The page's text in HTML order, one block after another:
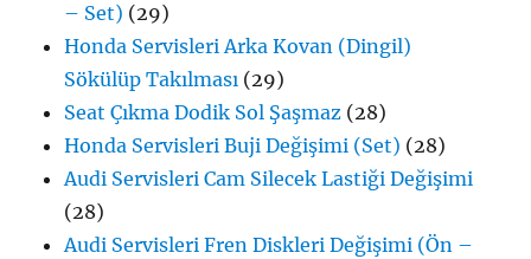
– Set) (29)
Honda Servisleri Arka Kovan (Dingil)
Sökülüp Takılması (29)
Seat Çıkma Dodik Sol Şaşmaz (28)
Honda Servisleri Buji Değişimi (Set) (28)
Audi Servisleri Cam Silecek Lastiği Değişimi
(28)
Audi Servisleri Fren Diskleri Değişimi (Ön –